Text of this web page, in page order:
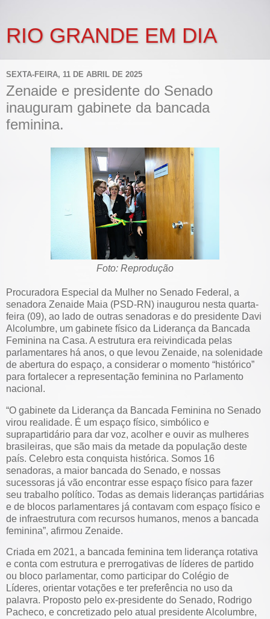
RIO GRANDE EM DIA
SEXTA-FEIRA, 11 DE ABRIL DE 2025
Zenaide e presidente do Senado
inauguram gabinete da bancada
feminina.
Foto: Reprodução
Procuradora Especial da Mulher no Senado Federal, a
senadora Zenaide Maia (PSD-RN) inaugurou nesta quarta-
feira (09), ao lado de outras senadoras e do presidente Davi
Alcolumbre, um gabinete físico da Liderança da Bancada
Feminina na Casa. A estrutura era reivindicada pelas
parlamentares há anos, o que levou Zenaide, na solenidade
de abertura do espaço, a considerar o momento “histórico”
para fortalecer a representação feminina no Parlamento
nacional.
“O gabinete da Liderança da Bancada Feminina no Senado
virou realidade. É um espaço físico, simbólico e
suprapartidário para dar voz, acolher e ouvir as mulheres
brasileiras, que são mais da metade da população deste
país. Celebro esta conquista histórica. Somos 16
senadoras, a maior bancada do Senado, e nossas
sucessoras já vão encontrar esse espaço físico para fazer
seu trabalho político. Todas as demais lideranças partidárias
e de blocos parlamentares já contavam com espaço físico e
de infraestrutura com recursos humanos, menos a bancada
feminina”, afirmou Zenaide.
Criada em 2021, a bancada feminina tem liderança rotativa
e conta com estrutura e prerrogativas de líderes de partido
ou bloco parlamentar, como participar do Colégio de
Líderes, orientar votações e ter preferência no uso da
palavra. Proposto pelo ex-presidente do Senado, Rodrigo
Pacheco, e concretizado pelo atual presidente Alcolumbre,